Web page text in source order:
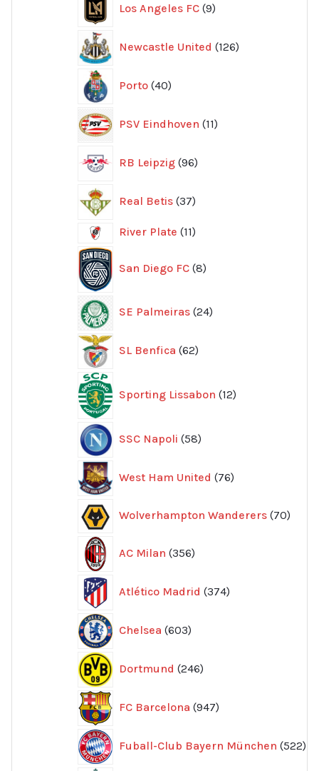
Los Angeles FC 9
produkter
Newcastle United 126
produkter
Porto 40
produkter
PSV Eindhoven 11
produkter
RB Leipzig 96
produkter
Real Betis 37
produkter
River Plate 1111
San Diego FC 8produkter
SE Palmeiras 24
produkter
SL Benfica 62
produkter
Sporting Lissabon 12produkter
SSC Napoli 58
produkter
West Ham United 76
produkter
Wolverhampton Wanderers 70
AC Milan 356
produkter
Atlético Madrid 374
produkter
Chelsea 603
produkter
Dortmund 246
produkter
FC Barcelona 947
produkter
Fuball-Club Bayern München 522